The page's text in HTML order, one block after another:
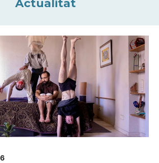
Actualitat